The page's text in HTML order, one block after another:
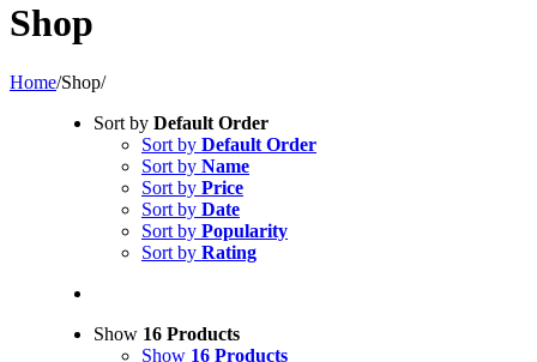
Shop
Home/Shop/
Sort by Default Order
Sort by Default Order
Sort by Name
Sort by Price
Sort by Date
Sort by Popularity
Sort by Rating
Show 16 Products
Show 16 Products